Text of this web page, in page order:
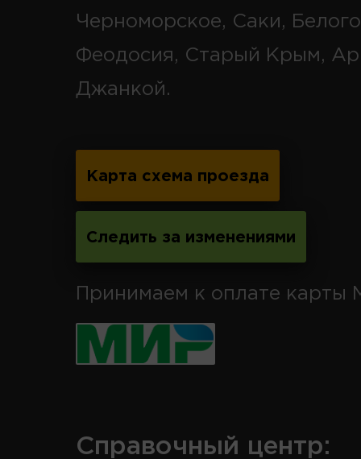
Черноморское, Саки,
Феодосия, Старый Крым,
Джанкой.
Карта схема проезда
Следить за изменениями
Принимаем к оплате карты
Справочный центр: